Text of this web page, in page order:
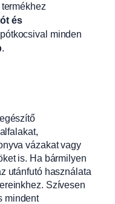
és
minden
.
vázakat vagy
is. Ha bármilyen
utánfutó használata
Szívesen
mindent